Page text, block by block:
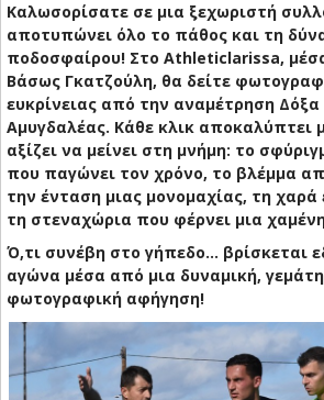
Καλωσορίσατε σε μια ξεχωριστή
αποτυπώνει όλο το πάθος και τη
ποδοσφαίρου! Στο Athleticlarissa,
Βάσως Γκατζούλη, θα δείτε
ευκρίνειας από την αναμέτρηση
Αμυγδαλέας. Κάθε κλικ αποκαλύπτει
αξίζει να μείνει στη μνήμη: το
που παγώνει τον χρόνο, το βλέμμα
την ένταση μιας μονομαχίας, τη χαρά
τη στεναχώρια που φέρνει μια
Ό,τι συνέβη στο γήπεδο… βρίσκεται
αγώνα μέσα από μια δυναμική,
φωτογραφική αφήγηση!